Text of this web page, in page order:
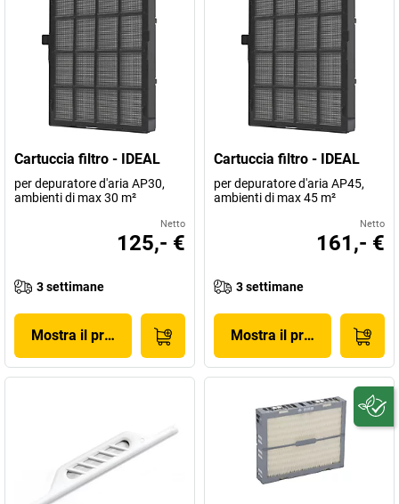
Cartuccia filtro - IDEAL
per depuratore d'aria AP30,
ambienti di max 30 m²
Netto
125,- €
3 settimane
Mostra il prodotto
Cartuccia filtro - IDEAL
per depuratore d'aria AP45,
ambienti di max 45 m²
Netto
161,- €
3 settimane
Mostra il prodotto